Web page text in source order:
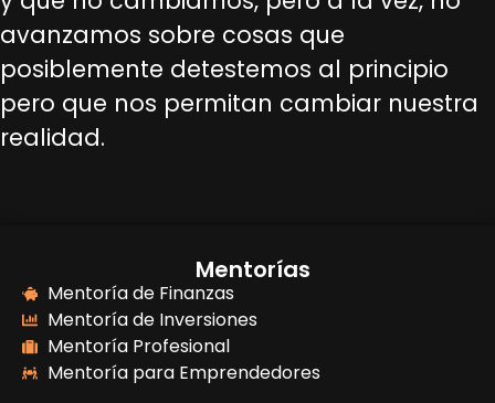
avanzamos sobre cosas que
posiblemente detestemos al principio
pero que nos permitan cambiar nuestra
realidad.
Mentorías
Mentoría de Finanzas
Mentoría de Inversiones
Mentoría Profesional
Mentoría para Emprendedores